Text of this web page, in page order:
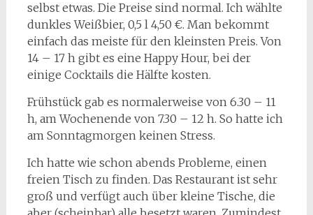
selbst etwas. Die Preise sind normal. Ich wählte
dunkles Weißbier, 0,5 l 4,50 €. Man bekommt
einfach das meiste für den kleinsten Preis. Von
14 – 17 h gibt es eine Happy Hour, bei der
einige Cocktails die Hälfte kosten.
Frühstück gab es normalerweise von 6.30 – 11
h, am Wochenende von 7.30 – 12 h. So hatte ich
am Sonntagmorgen keinen Stress.
Ich hatte wie schon abends Probleme, einen
freien Tisch zu finden. Das Restaurant ist sehr
groß und verfügt auch über kleine Tische, die